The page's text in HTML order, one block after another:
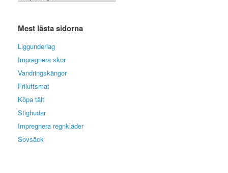
Mest lästa sidorna
Liggunderlag
Impregnera skor
Vandringskängor
Friluftsmat
Köpa tält
Stighudar
Impregnera regnkläder
Sovsäck